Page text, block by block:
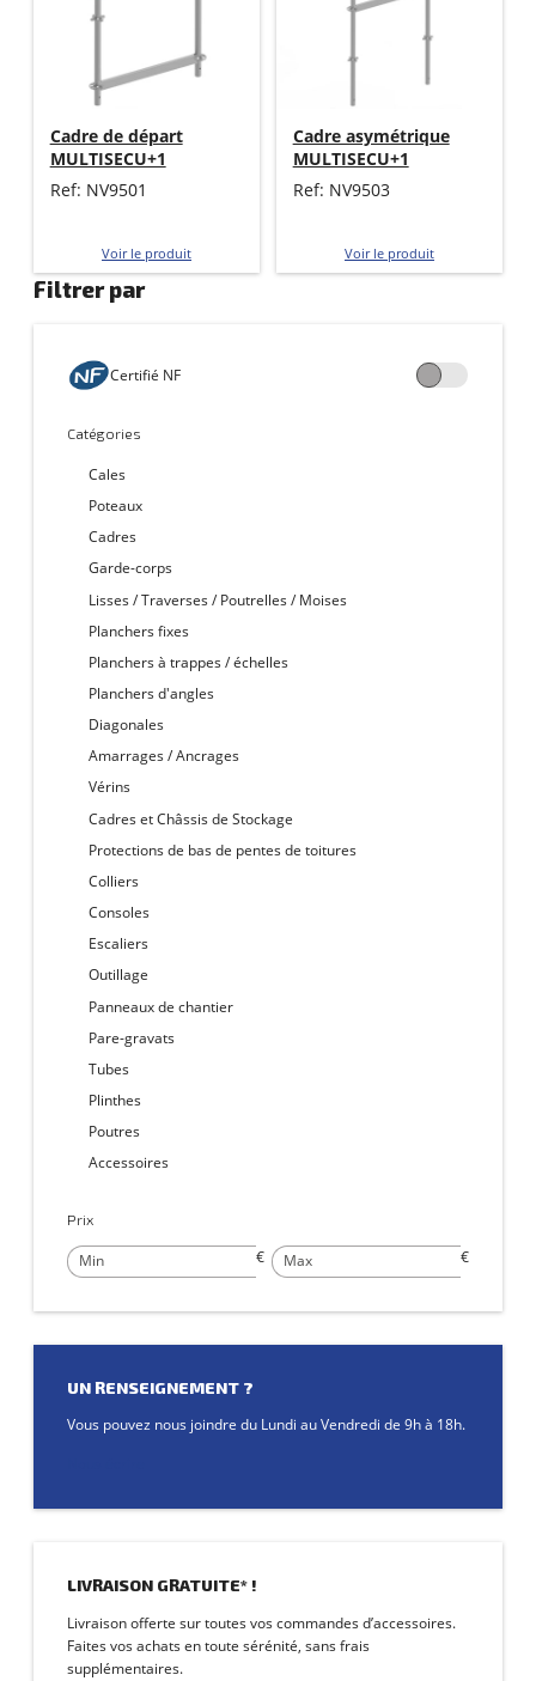
Cadre de départ
MULTISECU+1
Ref: NV9501
Voir le produit
Cadre asymétrique
MULTISECU+1
Ref: NV9503
Voir le produit
Filtrer par
Certifié NF
Catégories
Cales
Poteaux
Cadres
Garde-corps
Lisses / Traverses / Poutrelles / Moises
Planchers fixes
Planchers à trappes / échelles
Planchers d'angles
Diagonales
Amarrages / Ancrages
Vérins
Cadres et Châssis de Stockage
Protections de bas de pentes de toitures
Colliers
Consoles
Escaliers
Outillage
Panneaux de chantier
Pare-gravats
Tubes
Plinthes
Poutres
Accessoires
Prix
€ €
UN RENSEIGNEMENT ?
Vous pouvez nous joindre du Lundi au Vendredi de 9h à 18h.
LIVRAISON GRATUITE* !
Livraison offerte sur toutes vos commandes d’accessoires.
Faites vos achats en toute sérénité, sans frais
supplémentaires.